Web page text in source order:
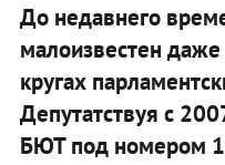
До недавнего
малоизвестен
кругах
Депутатствуя с
БЮТ под номером